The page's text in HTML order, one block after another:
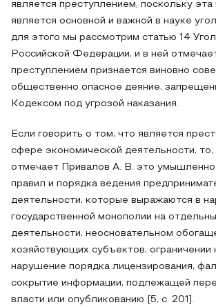
является преступлением, поскольку эта
является основной и важной в науке
для этого мы рассмотрим статью 14
Российской Федерации, и в ней
преступлением признается виновно
общественно опасное деяние,
Кодексом под угрозой наказания.
Если говорить о том, что является
сфере экономической деятельности, то,
отмечает Привалов А. В. это
правил и порядка ведения
деятельности, которые выражаются в
государственной монополии на
деятельности, неосновательном
хозяйствующих субъектов, ограничении
нарушение порядка лицензирования,
сокрытие информации, подлежащей
власти или опубликованию [5, с. 201].